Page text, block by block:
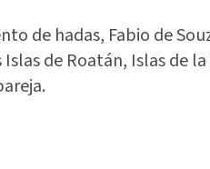
de hadas, Fabio de
de Roatán, Islas de